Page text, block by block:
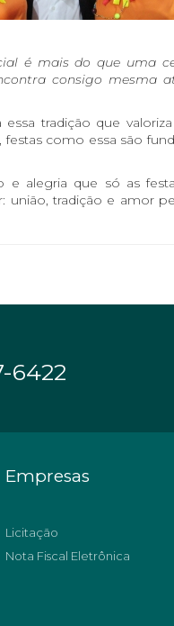
é mais do que uma
consigo mesma
tradição que
como essa são
alegria que só as
tradição e amor
6422
Empresas
Licitação
Nota Fiscal Eletrônica